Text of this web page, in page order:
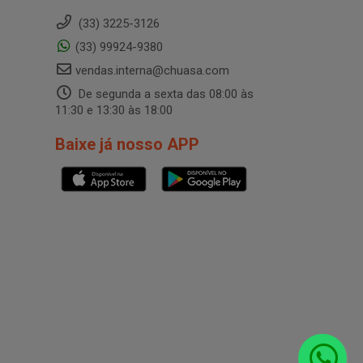
(33) 3225-3126
(33) 99924-9380
vendas.interna@chuasa.com
De segunda a sexta das 08:00 às
11:30 e 13:30 às 18:00
Baixe já nosso APP